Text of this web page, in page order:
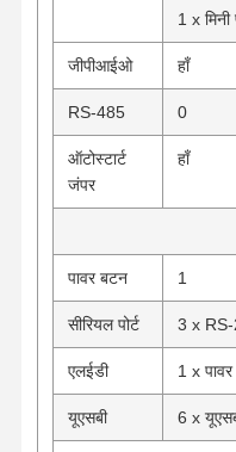
1 x
जीपीआईओ हाँ
RS-485 0
ऑटोस्टार्ट
जंपर
हाँ
पावर बटन 1
सीरियल पोर्ट 3 x RS-
एलईडी 1 x
यूएसबी 6 x